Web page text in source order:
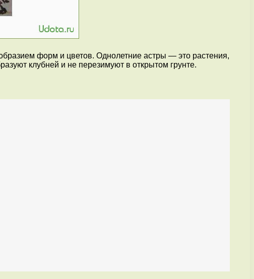
форм и цветов. Однолетние астры — это растения,
клубней и не перезимуют в открытом грунте.